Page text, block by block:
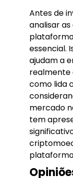
Antes de
analisar
essencial.
ajudam a
realmente
como lida
mercado
tem